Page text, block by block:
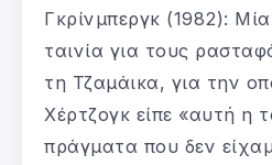
Γκρίνμπεργκ (1982):
ταινία για τους
τη Τζαμάικα, για την
Χέρτζογκ είπε «αυτή η
πράγματα που δεν